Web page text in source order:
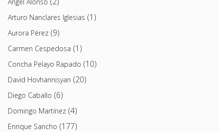
Arturo Nanclares Iglesias (1)
Aurora Pérez (9)
Carmen Cespedosa (1)
Concha Pelayo Rapado (10)
David Hovhannisyan (20)
Diego Caballo (6)
Domingo Martínez (4)
Enrique Sancho (177)